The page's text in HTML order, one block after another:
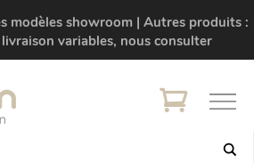
modèles showroom | Autres produits :
variables, nous consulter